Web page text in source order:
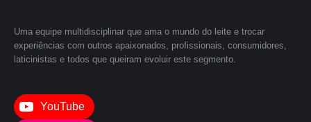
Uma equipe multidisciplinar que ama o mundo do leite e trocar
experiências com outros apaixonados, profissionais, consumidores,
laticinistas e todos que queiram evoluir este segmento.
YouTube